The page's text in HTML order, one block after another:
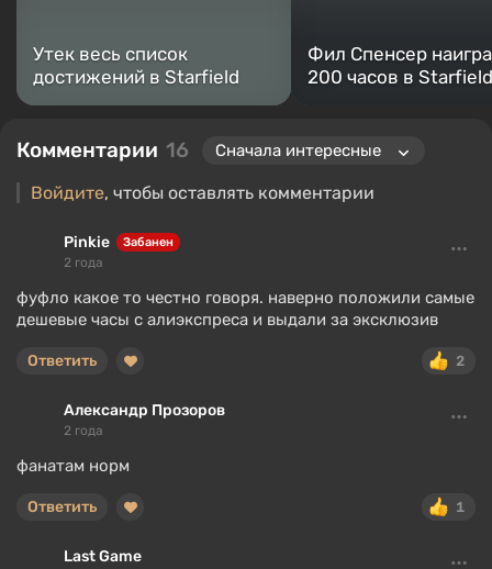
Утек весь список
достижений в Starfield
Фил Спенсер
200 часов в Starfield
Комментарии 16
Войдите, чтобы оставлять комментарии
Pinkie Забанен
2 года
фуфло какое то честно говоря. наверно положили самые
дешевые часы с алиэкспреса и выдали за эксклюзив
2
Ответить
Александр Прозоров
2 года
фанатам норм
1
Ответить
Last Game